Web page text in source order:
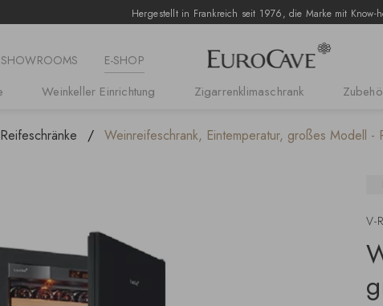
Hergestellt in Frankreich seit 1976, die Marke mit Know-
SHOWROOMS E-SHOP
Weinkeller Einrichtung Zigarrenklimaschrank
Reifeschränke Weinreifeschrank, Eintemperatur, großes Modell -
V-